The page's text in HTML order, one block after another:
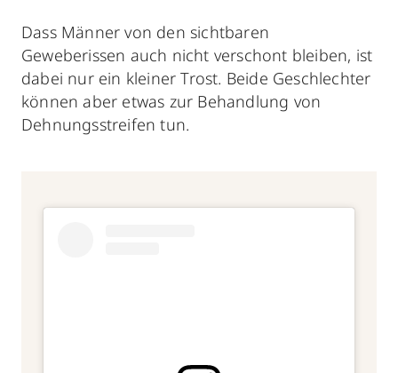
Dass Männer von den sichtbaren
Geweberissen auch nicht verschont bleiben, ist
dabei nur ein kleiner Trost. Beide Geschlechter
können aber etwas zur Behandlung von
Dehnungsstreifen tun.